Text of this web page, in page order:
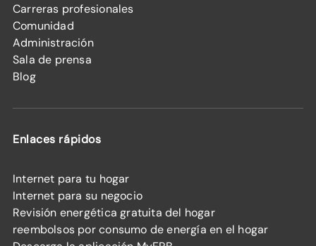
Carreras profesionales
Comunidad
Administración
Sala de prensa
Blog
Enlaces rápidos
Internet para tu hogar
Internet para su negocio
Revisión energética gratuita del hogar
reembolsos por consumo de energía en el hogar